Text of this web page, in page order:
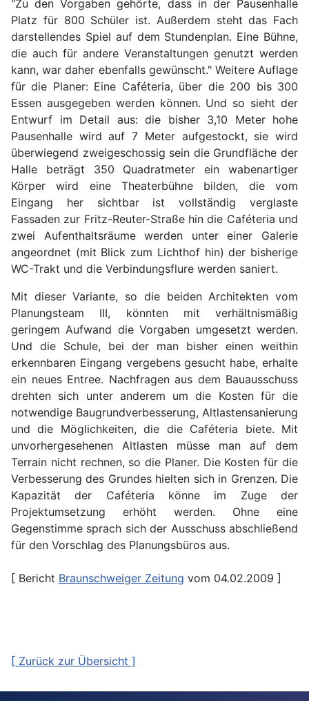
"Zu den Vorgaben gehörte, dass in der Pausenhalle
Platz für 800 Schüler ist. Außerdem steht das Fach
darstellendes Spiel auf dem Stundenplan. Eine Bühne,
die auch für andere Veranstaltungen genutzt werden
kann, war daher ebenfalls gewünscht." Weitere Auflage
für die Planer: Eine Caféteria, über die 200 bis 300
Essen ausgegeben werden können. Und so sieht der
Entwurf im Detail aus: die bisher 3,10 Meter hohe
Pausenhalle wird auf 7 Meter aufgestockt, sie wird
überwiegend zweigeschossig sein die Grundfläche der
Halle beträgt 350 Quadratmeter ein wabenartiger
Körper wird eine Theaterbühne bilden, die vom
Eingang her sichtbar ist vollständig verglaste
Fassaden zur Fritz-Reuter-Straße hin die Caféteria und
zwei Aufenthaltsräume werden unter einer Galerie
angeordnet (mit Blick zum Lichthof hin) der bisherige
WC-Trakt und die Verbindungsflure werden saniert.
Mit dieser Variante, so die beiden Architekten vom
Planungsteam III, könnten mit verhältnismäßig
geringem Aufwand die Vorgaben umgesetzt werden.
Und die Schule, bei der man bisher einen weithin
erkennbaren Eingang vergebens gesucht habe, erhalte
ein neues Entree. Nachfragen aus dem Bauausschuss
drehten sich unter anderem um die Kosten für die
notwendige Baugrundverbesserung, Altlastensanierung
und die Möglichkeiten, die die Caféteria biete. Mit
unvorhergesehenen Altlasten müsse man auf dem
Terrain nicht rechnen, so die Planer. Die Kosten für die
Verbesserung des Grundes hielten sich in Grenzen. Die
Kapazität der Caféteria könne im Zuge der
Projektumsetzung erhöht werden. Ohne eine
Gegenstimme sprach sich der Ausschuss abschließend
für den Vorschlag des Planungsbüros aus.
[ Bericht Braunschweiger Zeitung vom 04.02.2009 ]
[ Zurück zur Übersicht ]